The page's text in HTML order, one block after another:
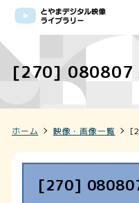
[270] 080807
ホーム 映像・画像一覧
[270]